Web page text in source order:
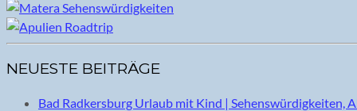
NEUESTE BEITRÄGE
Bad Radkersburg Urlaub mit Kind | Sehenswürdigkeiten,